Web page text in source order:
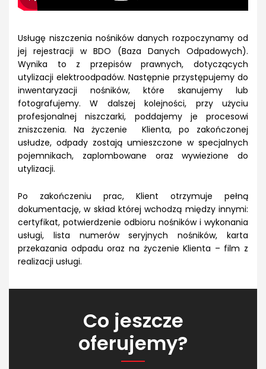
Usługę niszczenia nośników danych rozpoczynamy od
jej rejestracji w BDO (Baza Danych Odpadowych).
Wynika to z przepisów prawnych, dotyczących
utylizacji elektroodpadów. Następnie przystępujemy do
inwentaryzacji nośników, które skanujemy lub
fotografujemy. W dalszej kolejności, przy użyciu
profesjonalnej niszczarki, poddajemy je procesowi
zniszczenia. Na życzenie Klienta, po zakończonej
usłudze, odpady zostają umieszczone w specjalnych
pojemnikach, zaplombowane oraz wywiezione do
utylizacji.
Po zakończeniu prac, Klient otrzymuje pełną
dokumentację, w skład której wchodzą między innymi:
certyfikat, potwierdzenie odbioru nośników i wykonania
usługi, lista numerów seryjnych nośników, karta
przekazania odpadu oraz na życzenie Klienta – film z
realizacji usługi.
Co jeszcze
oferujemy?